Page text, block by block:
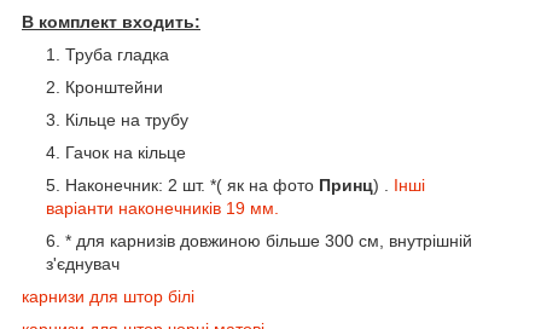
В комплект входить:
Труба гладка
Кронштейни
Кільце на трубу
Гачок на кільце
Наконечник: 2 шт. *( як на фото Принц) . Інші
варіанти наконечників 19 мм.
* для карнизів довжиною більше 300 см, внутрішній
з'єднувач
карнизи для штор білі